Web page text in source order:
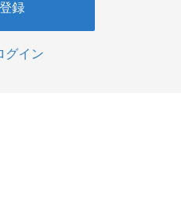
録
グイン